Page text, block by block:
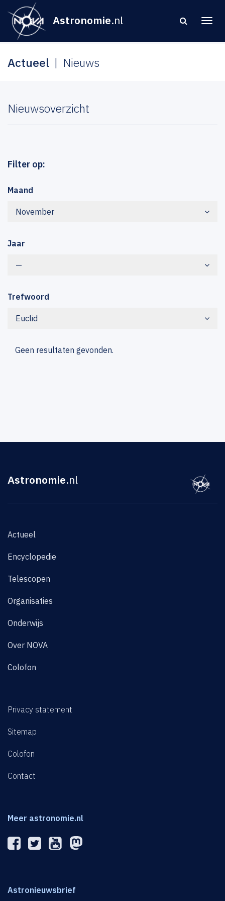
Astronomie.nl
Actueel Nieuws
Nieuwsoverzicht
Filter op:
Maand
November
Jaar
—
Trefwoord
Euclid
Geen resultaten gevonden.
Astronomie.nl
Actueel
Encyclopedie
Telescopen
Organisaties
Onderwijs
Over NOVA
Colofon
Privacy statement
Sitemap
Colofon
Contact
Meer astronomie.nl
Astronieuwsbrief